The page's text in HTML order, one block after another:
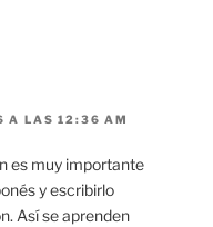
A LAS 12:36 AM
es muy importante
y escribirlo
Así se aprenden